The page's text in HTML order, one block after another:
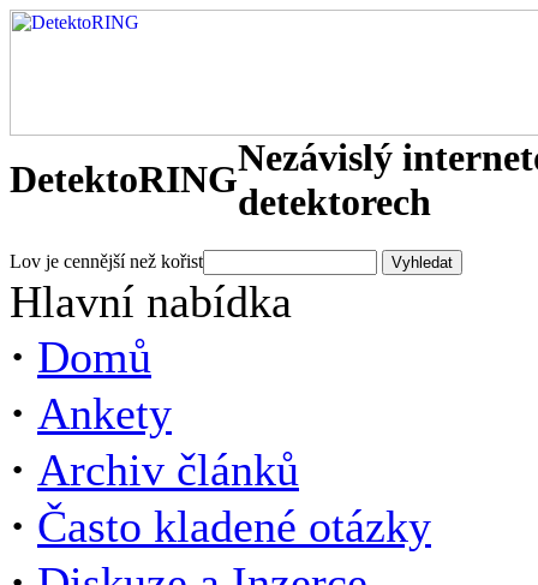
DetektoRINGNezávislý
detektorech
Lov je cennější než kořist
Hlavní nabídka
· Domů
· Ankety
· Archiv článků
· Často kladené otázky